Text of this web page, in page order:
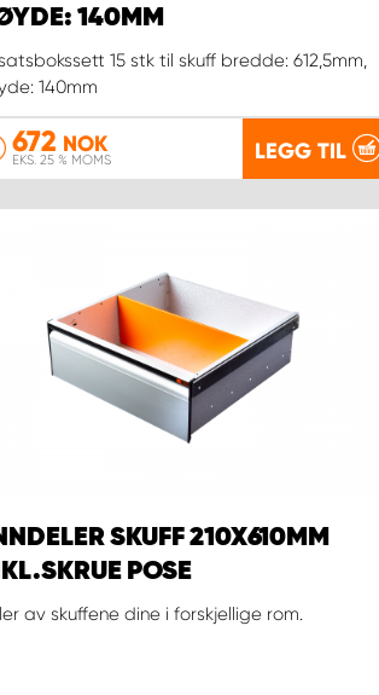
140MM
15 stk til skuff bredde: 612,5mm,
140mm
672 NOK
EKS. 25 % MOMS LEGG TIL
SKUFF 210X610MM
POSE
av skuffene dine i forskjellige rom.